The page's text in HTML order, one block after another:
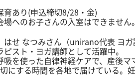
育あり(申込締切8/28・金)
場へのお子さんの入室はできません。
はせ なつみさん（unirano代表 ヨガ
ピスト・ヨガ講師として活躍中。
吸を使った自律神経ケアで、産後
にする時間を各地で届けている。